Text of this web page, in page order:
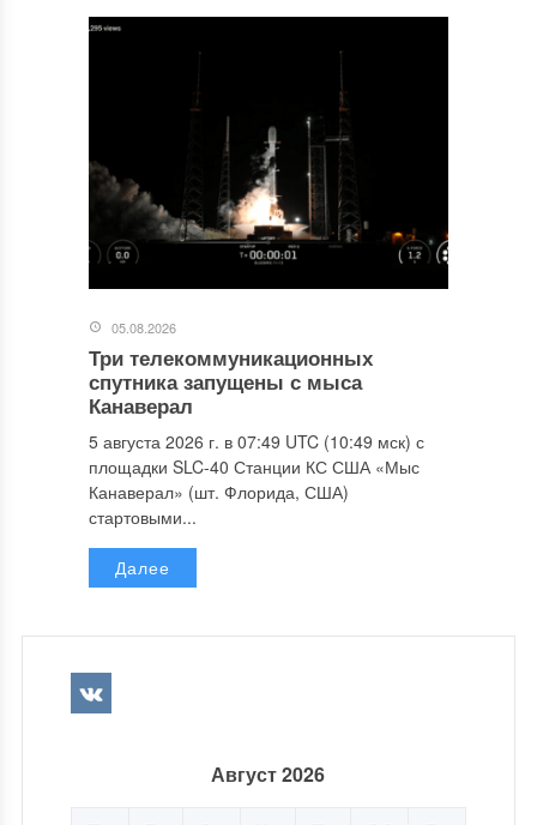
05.08.2026
Три телекоммуникационных
спутника запущены с мыса
Канаверал
5 августа 2026 г. в 07:49 UTC (10:49 мск) с
площадки SLC-40 Станции КС США «Мыс
Канаверал» (шт. Флорида, США)
стартовыми...
Далее
Август 2026